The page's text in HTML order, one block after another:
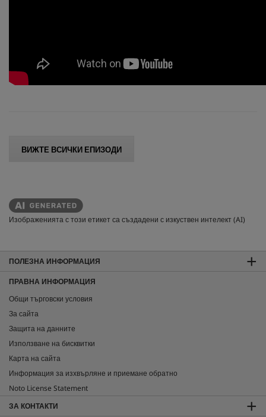
ВИЖТЕ ВСИЧКИ ЕПИЗОДИ
Изображенията с този етикет са създадени с изкуствен интелект (AI)
ПОЛЕЗНА ИНФОРМАЦИЯ
ПРАВНА ИНФОРМАЦИЯ
Общи търговски условия
За сайта
Защита на данните
Използване на бисквитки
Карта на сайта
Информация за изхвърляне и приемане обратно
Noto License Statement
ЗА КОНТАКТИ